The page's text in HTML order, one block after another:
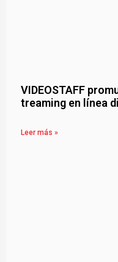
VIDEOSTAFF
treaming en línea
Leer más »